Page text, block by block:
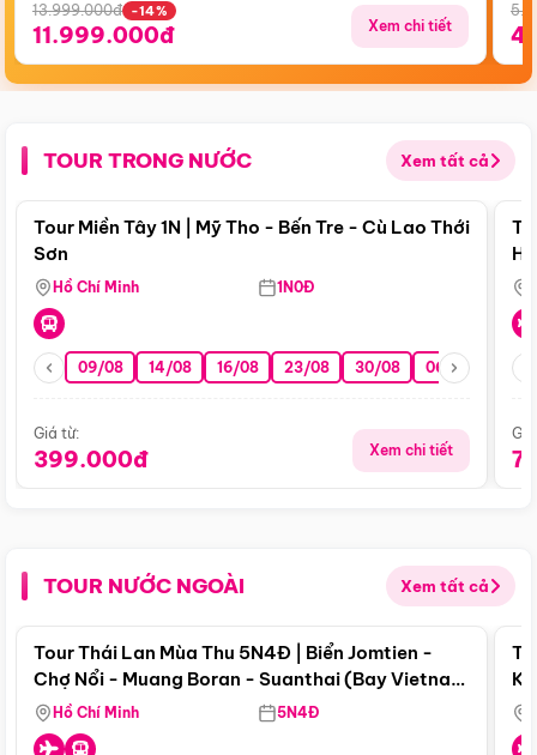
13.999.000đ -14%
11.999.000đ Xem chi tiết
TOUR TRONG NƯỚC Xem tất cả
Điểm nổi bật
Tour Miền Tây 1N | Mỹ Tho - Bến Tre - Cù Lao Thới
Sơn
Hồ Chí Minh 1N0Đ
09/08 14/08 16/08 23/08 30/08 06/09 13/09
Giá từ:
399.000đ Xem chi tiết
TOUR NƯỚC NGOÀI Xem tất cả
Điểm nổi bật
Tour Thái Lan Mùa Thu 5N4Đ | Biển Jomtien -
Chợ Nổi - Muang Boran - Suanthai (Bay Vietnam
Airlines)
Hồ Chí Minh 5N4Đ